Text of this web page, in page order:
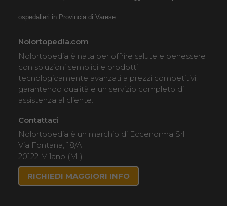
ospedalieri in Provincia di Varese
Nolortopedia.com
Nolortopedia è nata per offrire salute e benessere
con soluzioni semplici e prodotti
tecnologicamente avanzati a prezzi competitivi,
garantendo qualità e un servizio completo di
assistenza al cliente.
Contattaci
Nolortopedia è un marchio di Eccenorma Srl
Via Fontana, 18/A
20122 Milano (MI)
RICHIEDI MAGGIORI INFO